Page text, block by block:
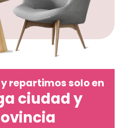
repartimos solo en
ciudad y